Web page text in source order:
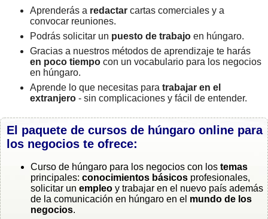
Aprenderás a redactar cartas comerciales y a
convocar reuniones.
Podrás solicitar un puesto de trabajo en húngaro.
Gracias a nuestros métodos de aprendizaje te harás
en poco tiempo con un vocabulario para los negocios
en húngaro.
Aprende lo que necesitas para trabajar en el
extranjero - sin complicaciones y fácil de entender.
El paquete de cursos de húngaro online para
los negocios te ofrece:
Curso de húngaro para los negocios con los temas
principales: conocimientos básicos profesionales,
solicitar un empleo y trabajar en el nuevo país además
de la comunicación en húngaro en el mundo de los
negocios.